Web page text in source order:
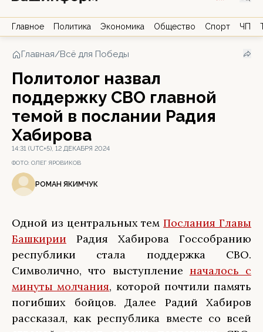
Главное Политика Экономика Общество Спорт ЧП
Главная/Всё для Победы
Политолог назвал
поддержку СВО главной
темой в послании Радия
Хабирова
14:31 (UTC+5), 12 ДЕКАБРЯ 2024
ФОТО: ОЛЕГ ЯРОВИКОВ
РОМАН ЯКИМЧУК
Одной из центральных темПослания Главы
Башкирии Радия Хабирова Госсобранию
республики стала поддержка СВО.
Символично, что выступление началось с
минуты молчания, которой почтили память
погибших бойцов. Далее Радий Хабиров
рассказал, как республика вместе со всей